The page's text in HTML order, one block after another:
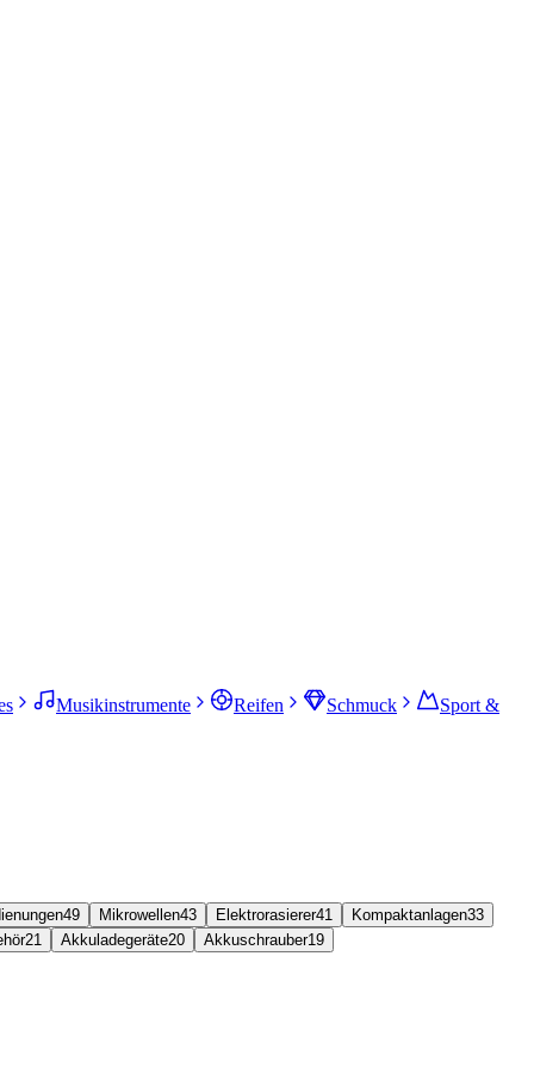
Musikinstrumente Reifen Schmuck
Sport &
49 Mikrowellen43 Elektrorasierer41 Kompaktanlagen33
21 Akkuladegeräte20 Akkuschrauber19